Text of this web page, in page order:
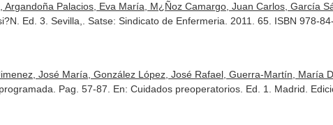
Palacios, Eva María, M¿Ñoz Camargo, Juan Carlos, García
Ed. 3. Sevilla,. Satse: Sindicato de Enfermeria. 2011. 65. ISBN 978-
José María, González López, José Rafael, Guerra-Martín, María
Pag. 57-87. En: Cuidados preoperatorios . Ed. 1. Madrid.